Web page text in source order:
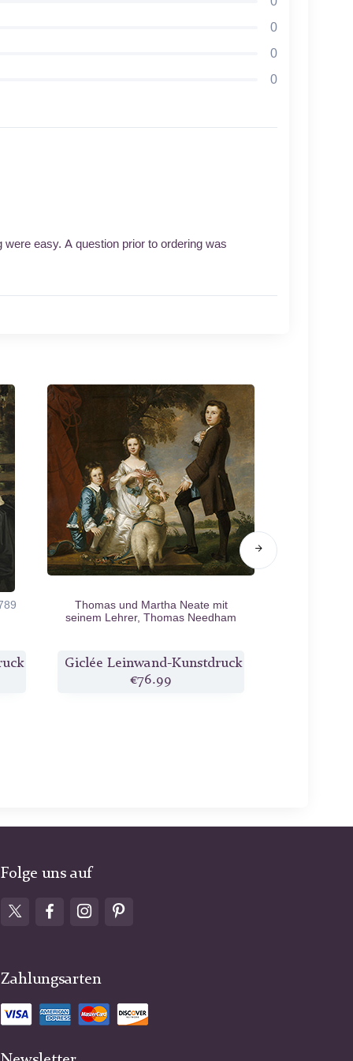
0
0
0
easy. A question prior to ordering was
Thomas und Martha Neate mit
seinem Lehrer, Thomas Needham
Giclée Leinwand-Kunstdruck
€76.99
Folge uns auf
Zahlungsarten